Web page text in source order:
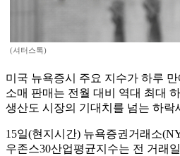
(셔터스톡)
미국 뉴욕증시 주요 지수가 하루
소매 판매는 전월 대비 역대 최대
생산도 시장의 기대치를 넘는 하락
15일(현지시간) 뉴욕증권거래소
우존스30산업평균지수는 전 거래